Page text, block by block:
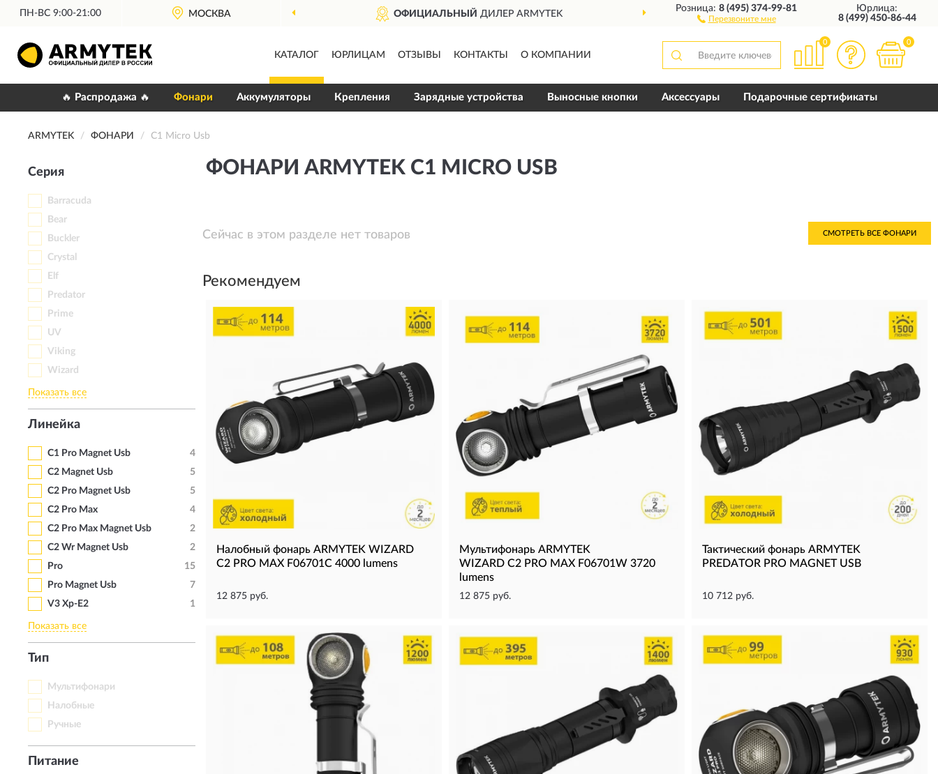
ПН-ВС 9:00-21:00 МОСКВА ОФИЦИАЛЬНЫЙ ДИЛЕР ARMYTEK ДОСТАВИМ ПО ВСЕЙ РОССИИ
Розница:8 (495) 374-99-81
Перезвоните мне
Юрлица:
8 (499) 450-86-44
КАТАЛОГ ЮРЛИЦАМ ОТЗЫВЫ КОНТАКТЫ О КОМПАНИИ
0 0
🔥 Распродажа 🔥 Фонари Аккумуляторы Крепления Зарядные устройства Выносные кнопки Аксессуары Подарочные сертификаты
ARMYTEK ФОНАРИ C1 Micro Usb
Серия
Barracuda
Bear
Buckler
Crystal
Elf
Predator
Prime
UV
Viking
Wizard
Показать все
Линейка
C1 Pro Magnet Usb
4
C2 Magnet Usb
5
C2 Pro Magnet Usb
5
C2 Pro Max
4
C2 Pro Max Magnet Usb
2
C2 Wr Magnet Usb
2
Pro
15
Pro Magnet Usb
7
V3 Xp-E2
1
Показать все
Тип
Мультифонари
Налобные
Ручные
Питание
ФОНАРИ ARMYTEK C1 MICRO USB
Сейчас в этом разделе нет товаров СМОТРЕТЬ ВСЕ ФОНАРИ
Рекомендуем
Налобный фонарь ARMYTEK WIZARD
C2 PRO MAX F06701C 4000 lumens
12 875 руб.
Мультифонарь ARMYTEK
WIZARD C2 PRO MAX F06701W 3720
lumens
12 875 руб.
Тактический фонарь ARMYTEK
PREDATOR PRO MAGNET USB
10 712 руб.